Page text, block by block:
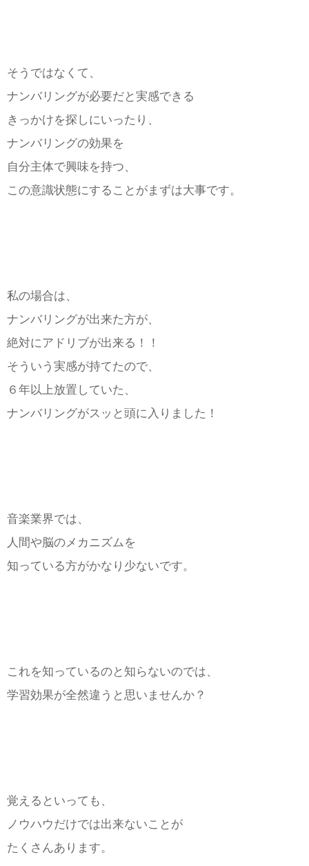
そうではなくて、
ナンバリングが必要だと実感できる
きっかけを探しにいったり、
ナンバリングの効果を
自分主体で興味を持つ、
この意識状態にすることがまずは大事です。
私の場合は、
ナンバリングが出来た方が、
絶対にアドリブが出来る！！
そういう実感が持てたので、
６年以上放置していた、
ナンバリングがスッと頭に入りました！
音楽業界では、
人間や脳のメカニズムを
知っている方がかなり少ないです。
これを知っているのと知らないのでは、
学習効果が全然違うと思いませんか？
覚えるといっても、
ノウハウだけでは出来ないことが
たくさんあります。